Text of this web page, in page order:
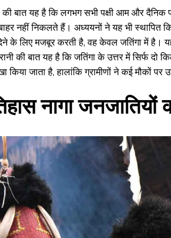
की बात यह है कि लगभग सभी पक्षी आम और
नहीं निकलते हैं। अध्ययनों ने यह भी स्थापित
के लिए मजबूर करती है, वह केवल जतिंगा में
की बात यह है कि जतिंगा के उत्तर में सिर्फ दो
किया जाता है, हालांकि ग्रामीणों ने कई मौकों
नागा जनजातियों